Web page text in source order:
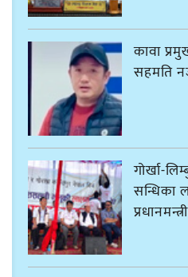
कावा
सहमति
गोर्खा-
सन्धिका